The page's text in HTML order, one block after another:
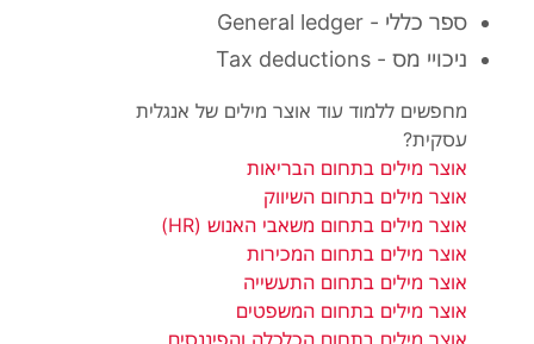
ספר כללי - General ledger
ניכויי מס - Tax deductions
מחפשים ללמוד עוד אוצר מילים של אנגלית
עסקית?
אוצר מילים בתחום הבריאות
אוצר מילים בתחום השיווק
אוצר מילים בתחום משאבי האנוש (HR)
אוצר מילים בתחום המכירות
אוצר מילים בתחום התעשייה
אוצר מילים בתחום המשפטים
אוצר מילים בתחום הכלכלה והפיננסים